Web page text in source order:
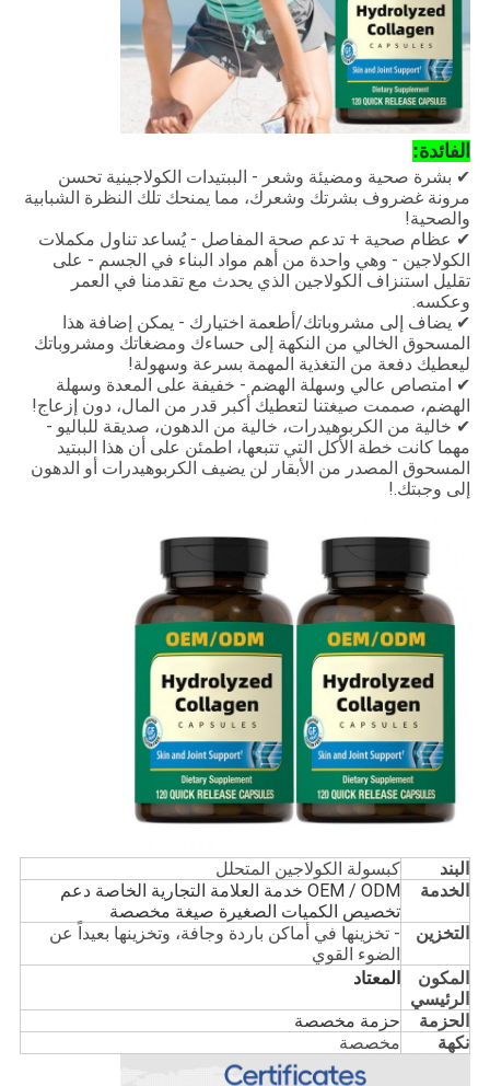
الفائدة:
✔ بشرة صحية ومضيئة وشعر - الببتيدات الكولاجينية تحسن
مرونة غضروف بشرتك وشعرك، مما يمنحك تلك النظرة الشبابية
والصحية!
✔ عظام صحية + تدعم صحة المفاصل - يُساعد تناول مكملات
الكولاجين - وهي واحدة من أهم مواد البناء في الجسم - على
تقليل استنزاف الكولاجين الذي يحدث مع تقدمنا في العمر
وعكسه.
✔ يضاف إلى مشروباتك/أطعمة اختيارك - يمكن إضافة هذا
المسحوق الخالي من النكهة إلى حساءك ومضغاتك ومشروباتك
ليعطيك دفعة من التغذية المهمة بسرعة وسهولة!
✔ امتصاص عالي وسهلة الهضم - خفيفة على المعدة وسهلة
الهضم، صممت صيغتنا لتعطيك أكبر قدر من المال، دون إزعاج!
✔ خالية من الكربوهيدرات، خالية من الدهون، صديقة للباليو -
مهما كانت خطة الأكل التي تتبعها، اطمئن على أن هذا الببتيد
المسحوق المصدر من الأبقار لن يضيف الكربوهيدرات أو الدهون
إلى وجبتك.!
البند
كبسولة الكولاجين المتحلل
الخدمة
OEM / ODM خدمة العلامة التجارية الخاصة دعم
تخصيص الكميات الصغيرة صيغة مخصصة
التخزين
- تخزينها في أماكن باردة وجافة، وتخزينها بعيداً عن
الضوء القوي
المكون
الرئيسي
المعتاد
الحزمة حزمة مخصصة
نكهة مخصصة